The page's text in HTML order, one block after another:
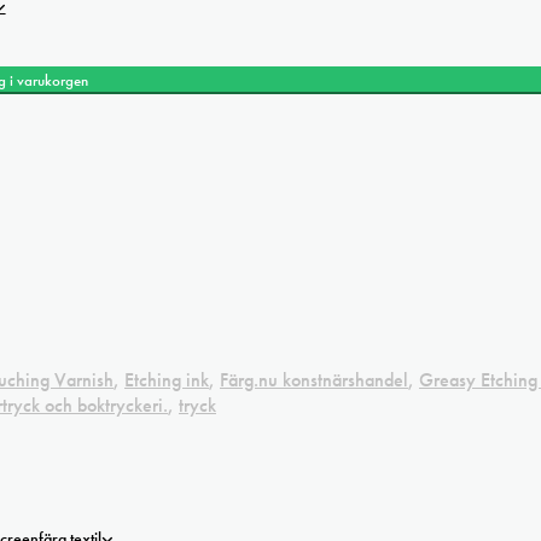
i varukorgen
Varnish, Etching ink, Färg.nu konstnärshandel, Greasy
och boktryckeri., tryck